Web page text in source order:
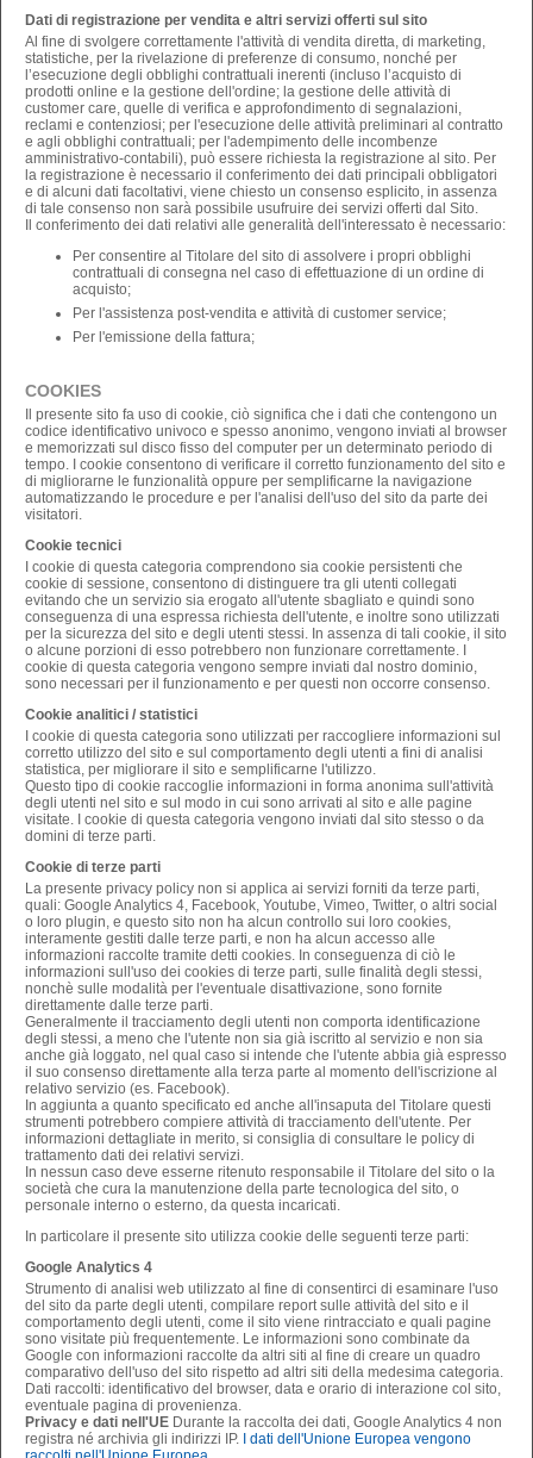
Dati di registrazione per vendita e altri servizi offerti sul sito
Al fine di svolgere correttamente l'attività di vendita diretta, di marketing,
statistiche, per la rivelazione di preferenze di consumo, nonché per
l’esecuzione degli obblighi contrattuali inerenti (incluso l’acquisto di
prodotti online e la gestione dell'ordine; la gestione delle attività di
customer care, quelle di verifica e approfondimento di segnalazioni,
reclami e contenziosi; per l'esecuzione delle attività preliminari al contratto
e agli obblighi contrattuali; per l'adempimento delle incombenze
amministrativo-contabili), può essere richiesta la registrazione al sito. Per
la registrazione è necessario il conferimento dei dati principali obbligatori
e di alcuni dati facoltativi, viene chiesto un consenso esplicito, in assenza
di tale consenso non sarà possibile usufruire dei servizi offerti dal Sito.
Il conferimento dei dati relativi alle generalità dell'interessato è necessario:
Per consentire al Titolare del sito di assolvere i propri obblighi
contrattuali di consegna nel caso di effettuazione di un ordine di
acquisto;
Per l'assistenza post-vendita e attività di customer service;
Per l'emissione della fattura;
COOKIES
Il presente sito fa uso di cookie, ciò significa che i dati che contengono un
codice identificativo univoco e spesso anonimo, vengono inviati al browser
e memorizzati sul disco fisso del computer per un determinato periodo di
tempo. I cookie consentono di verificare il corretto funzionamento del sito e
di migliorarne le funzionalità oppure per semplificarne la navigazione
automatizzando le procedure e per l'analisi dell'uso del sito da parte dei
visitatori.
Cookie tecnici
I cookie di questa categoria comprendono sia cookie persistenti che
cookie di sessione, consentono di distinguere tra gli utenti collegati
evitando che un servizio sia erogato all'utente sbagliato e quindi sono
conseguenza di una espressa richiesta dell'utente, e inoltre sono utilizzati
per la sicurezza del sito e degli utenti stessi. In assenza di tali cookie, il sito
o alcune porzioni di esso potrebbero non funzionare correttamente. I
cookie di questa categoria vengono sempre inviati dal nostro dominio,
sono necessari per il funzionamento e per questi non occorre consenso.
Cookie analitici / statistici
I cookie di questa categoria sono utilizzati per raccogliere informazioni sul
corretto utilizzo del sito e sul comportamento degli utenti a fini di analisi
statistica, per migliorare il sito e semplificarne l'utilizzo.
Questo tipo di cookie raccoglie informazioni in forma anonima sull'attività
degli utenti nel sito e sul modo in cui sono arrivati al sito e alle pagine
visitate. I cookie di questa categoria vengono inviati dal sito stesso o da
domini di terze parti.
Cookie di terze parti
La presente privacy policy non si applica ai servizi forniti da terze parti,
quali: Google Analytics 4, Facebook, Youtube, Vimeo, Twitter, o altri social
o loro plugin, e questo sito non ha alcun controllo sui loro cookies,
interamente gestiti dalle terze parti, e non ha alcun accesso alle
informazioni raccolte tramite detti cookies. In conseguenza di ciò le
informazioni sull'uso dei cookies di terze parti, sulle finalità degli stessi,
nonchè sulle modalità per l'eventuale disattivazione, sono fornite
direttamente dalle terze parti.
Generalmente il tracciamento degli utenti non comporta identificazione
degli stessi, a meno che l'utente non sia già iscritto al servizio e non sia
anche già loggato, nel qual caso si intende che l'utente abbia già espresso
il suo consenso direttamente alla terza parte al momento dell'iscrizione al
relativo servizio (es. Facebook).
In aggiunta a quanto specificato ed anche all'insaputa del Titolare questi
strumenti potrebbero compiere attività di tracciamento dell'utente. Per
informazioni dettagliate in merito, si consiglia di consultare le policy di
trattamento dati dei relativi servizi.
In nessun caso deve esserne ritenuto responsabile il Titolare del sito o la
società che cura la manutenzione della parte tecnologica del sito, o
personale interno o esterno, da questa incaricati.
In particolare il presente sito utilizza cookie delle seguenti terze parti:
Google Analytics 4
Strumento di analisi web utilizzato al fine di consentirci di esaminare l'uso
del sito da parte degli utenti, compilare report sulle attività del sito e il
comportamento degli utenti, come il sito viene rintracciato e quali pagine
sono visitate più frequentemente. Le informazioni sono combinate da
Google con informazioni raccolte da altri siti al fine di creare un quadro
comparativo dell'uso del sito rispetto ad altri siti della medesima categoria.
Dati raccolti: identificativo del browser, data e orario di interazione col sito,
eventuale pagina di provenienza.
Privacy e dati nell'UE Durante la raccolta dei dati, Google Analytics 4 non
registra né archivia gli indirizzi IP.
I dati dell'Unione Europea vengono